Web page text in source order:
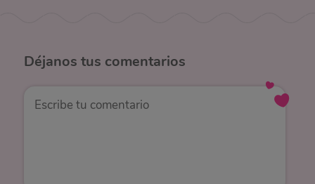
Déjanos tus comentarios